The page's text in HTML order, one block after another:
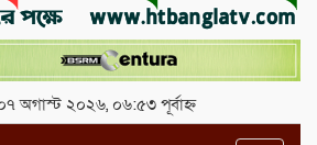
অগাস্ট ২০২৬, ০৬:৫৩ পূর্বাহ্ন